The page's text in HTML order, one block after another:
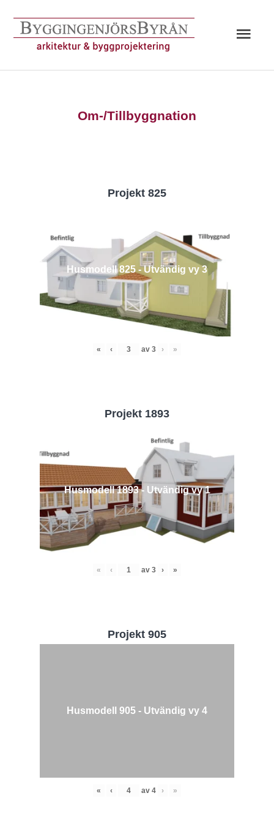
innehåll
Om-/Tillbyggnation
Projekt 825
Husmodell 825 - Utvändig vy 3
« ‹ av 3 › »
Projekt 1893
Husmodell 1893 - Utvändig vy 1
« ‹ av 3 › »
Projekt 905
Husmodell 905 - Utvändig vy 4
« ‹ av 4 › »